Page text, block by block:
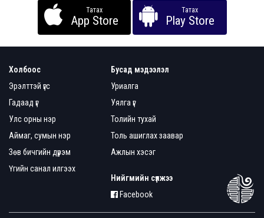
Татах
App Store
Татах
Play Store
Холбоос
Эрэлттэй үгс
Гадаад үг
Улс орны нэр
Аймаг, сумын нэр
Зөв бичгийн дүрэм
Үгийн санал илгээх
Бусад мэдээлэл
Уриалга
Уялга үг
Толийн тухай
Толь ашиглах заавар
Ажлын хэсэг
Нийгмийн сүлжээ
Facebook